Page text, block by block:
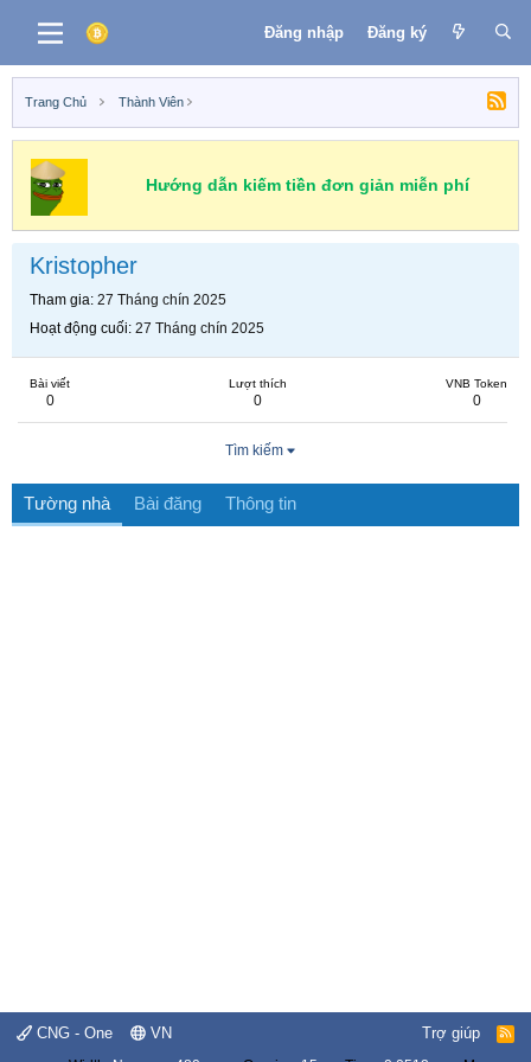
Đăng nhập Đăng ký
Trang Chủ Thành Viên
Hướng dẫn kiếm tiền đơn giản miễn phí
Kristopher
Tham gia 27 Tháng chín 2025
Hoạt động cuối 27 Tháng chín 2025
Bài viết
0
Lượt thích
0
VNB Token
0
Tìm kiếm
Tường nhà Bài đăng Thông tin
CNG - One VN Trợ giúp
R